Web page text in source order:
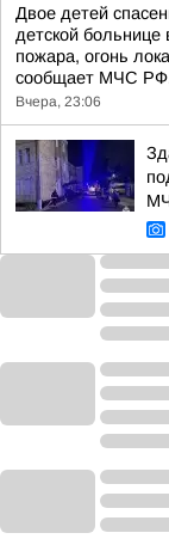
Двое детей
детской
пожара, огонь
сообщает МЧС
Вчера, 23:06